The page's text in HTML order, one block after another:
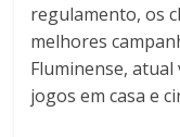
regulamento, os
melhores
Fluminense,
jogos em casa e